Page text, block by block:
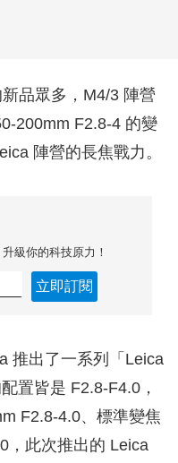
品眾多，M4/3 陣營
200mm F2.8-4 的變
陣營的長焦戰力。
級你的科技原力！
立即訂閱
推出了一系列「Leica
置皆是 F2.8-F4.0，
F2.8-4.0、標準變焦
，此次推出的 Leica